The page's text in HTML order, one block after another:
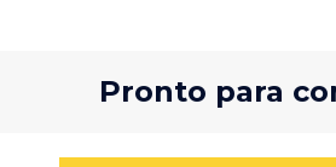
Pronto para